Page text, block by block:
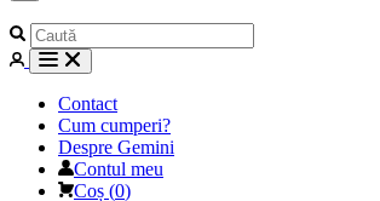
Contact
Cum cumperi?
Despre Gemini
Contul meu
Coș (0)